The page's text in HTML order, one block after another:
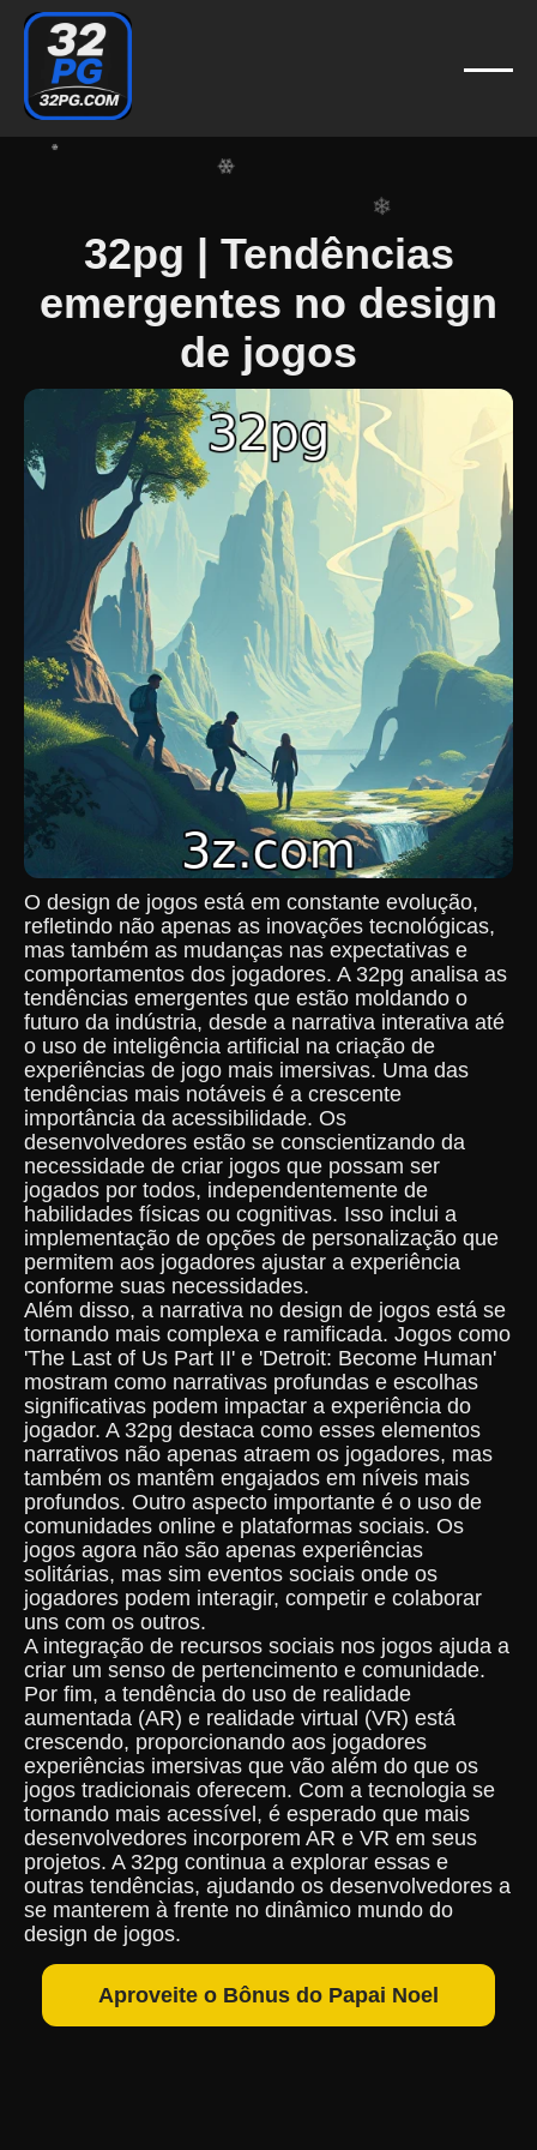
32pg | Tendências
emergentes no design
de jogos
O design de jogos está em constante evolução,
refletindo não apenas as inovações tecnológicas,
mas também as mudanças nas expectativas e
comportamentos dos jogadores. A 32pg analisa as
tendências emergentes que estão moldando o
futuro da indústria, desde a narrativa interativa até
o uso de inteligência artificial na criação de
experiências de jogo mais imersivas. Uma das
tendências mais notáveis é a crescente
importância da acessibilidade. Os
desenvolvedores estão se conscientizando da
necessidade de criar jogos que possam ser
jogados por todos, independentemente de
habilidades físicas ou cognitivas. Isso inclui a
implementação de opções de personalização que
permitem aos jogadores ajustar a experiência
conforme suas necessidades.
Além disso, a narrativa no design de jogos está se
tornando mais complexa e ramificada. Jogos como
'The Last of Us Part II' e 'Detroit: Become Human'
mostram como narrativas profundas e escolhas
significativas podem impactar a experiência do
jogador. A 32pg destaca como esses elementos
narrativos não apenas atraem os jogadores, mas
também os mantêm engajados em níveis mais
profundos. Outro aspecto importante é o uso de
comunidades online e plataformas sociais. Os
jogos agora não são apenas experiências
solitárias, mas sim eventos sociais onde os
jogadores podem interagir, competir e colaborar
uns com os outros.
A integração de recursos sociais nos jogos ajuda a
criar um senso de pertencimento e comunidade.
Por fim, a tendência do uso de realidade
aumentada (AR) e realidade virtual (VR) está
crescendo, proporcionando aos jogadores
experiências imersivas que vão além do que os
jogos tradicionais oferecem. Com a tecnologia se
tornando mais acessível, é esperado que mais
desenvolvedores incorporem AR e VR em seus
projetos. A 32pg continua a explorar essas e
outras tendências, ajudando os desenvolvedores a
se manterem à frente no dinâmico mundo do
design de jogos.
Aproveite o Bônus do Papai Noel
❄
❄